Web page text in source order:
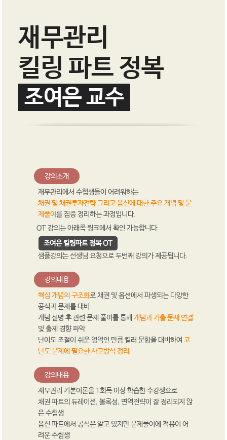
재무관리
킬링 파트 정복
조여은 교수
강의소개
재무관리에서 수험생들이 어려워하는
채권 및 채권투자전략 그리고 옵션에 대한 주요 개념 및 문
제풀이를 집중 정리하는 과정입니다.
OT 강의는 아래쪽 링크에서 확인 가능합니다.
조여은 킬링파트 정복 OT
샘플강의는 선생님 요청으로 두번째 강의가 제공됩니다.
강의내용
핵심 개념의 구조화로 채권 및 옵션에서 파생되는 다양한
공식과 문제를 대비
개념 설명 후 관련 문제 풀이를 통해개념과 기출 문제 연결
및 출제 경향 파악
난이도 조절이 쉬운 영역인 만큼 킬러 문항을 대비하여고
난도 문제에 필요한 사고방식 정리
강의내용
재무관리 기본이론을 1회독 이상 학습한 수강생으로
채권 파트의 듀레이션, 볼록성, 면역전략이 잘 정리되지 않
은 수험생
옵션 파트에서 공식은 알고 있지만 문제풀이에 적용이 어
려운 수험생